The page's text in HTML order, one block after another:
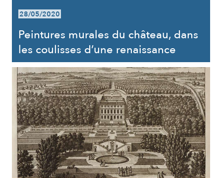
28/05/2020
Peintures murales du château, dans
les coulisses d’une renaissance